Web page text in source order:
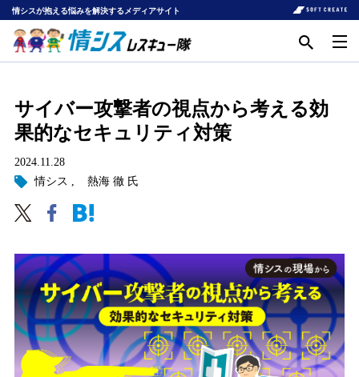
情シスが抱える悩みを解決するメディアサイト
サイバー攻撃者の視点から考える効
果的なセキュリティ対策
2024.11.28
情シス
熱海 徹 氏